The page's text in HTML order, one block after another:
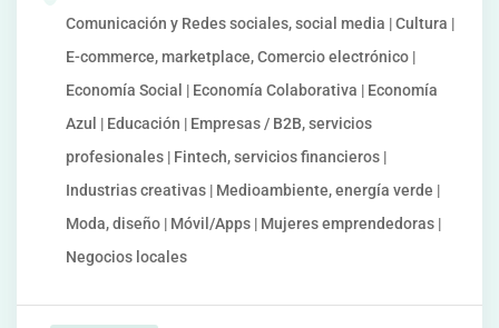
Comunicación y Redes sociales, social media | Cultura |
E-commerce, marketplace, Comercio electrónico |
Economía Social | Economía Colaborativa | Economía
Azul | Educación | Empresas / B2B, servicios
profesionales | Fintech, servicios financieros |
Industrias creativas | Medioambiente, energía verde |
Moda, diseño | Móvil/Apps | Mujeres emprendedoras |
Negocios locales